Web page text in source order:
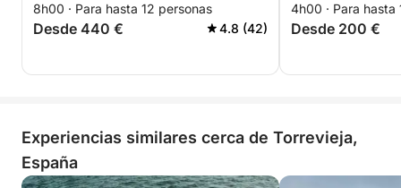
8h00 · Para hasta 12 personas
Desde 440 € 4.8 (42)
4h00 · Para hasta
Desde 200 €
Experiencias similares cerca de Torrevieja,
España